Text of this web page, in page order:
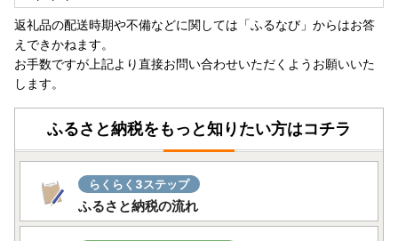
返礼品の配送時期や不備などに関しては「ふるなび」からはお答
えできかねます。
お手数ですが上記より直接お問い合わせいただくようお願いいた
します。
ふるさと納税をもっと知りたい方はコチラ
らくらく3ステップ
ふるさと納税の流れ